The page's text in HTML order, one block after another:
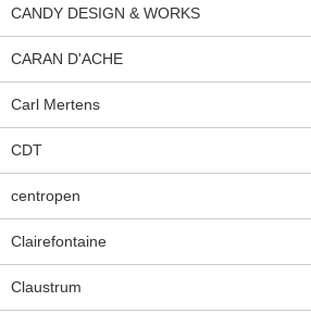
CANDY DESIGN & WORKS
CARAN D'ACHE
Carl Mertens
CDT
centropen
Clairefontaine
Claustrum